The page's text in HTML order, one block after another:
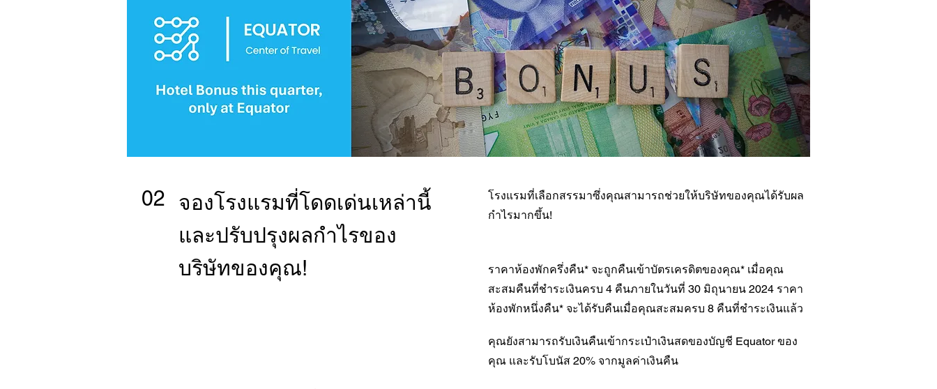
02 จองโรงแรมที่โดดเด่นเหล่านี้
และปรับปรุงผลกำไรของ
บริษัทของคุณ!
โรงแรมที่เลือกสรรมาซึ่งคุณสามารถช่วยให้บริษัทของคุณได้รับผล
กำไรมากขึ้น!
ราคาห้องพักครึ่งคืน* จะถูกคืนเข้าบัตรเครดิตของคุณ* เมื่อคุณ
สะสมคืนที่ชำระเงินครบ 4 คืนภายในวันที่ 30 มิถุนายน 2024 ราคา
ห้องพักหนึ่งคืน* จะได้รับคืนเมื่อคุณสะสมครบ 8 คืนที่ชำระเงินแล้ว
คุณยังสามารถรับเงินคืนเข้ากระเป๋าเงินสดของบัญชี Equator ของ
คุณ และรับโบนัส 20% จากมูลค่าเงินคืน